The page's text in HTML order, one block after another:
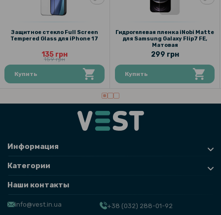
Защитное стекло Full Screen
Tempered Glass для iPhone 17
135 грн
159 грн
Купить
Гидрогелевая пленка iNobi Matte
для Samsung Galaxy Flip7 FE,
Матовая
299 грн
Купить
Информация
Категории
Наши контакты
info@vest.in.ua +38 (032) 288-01-92